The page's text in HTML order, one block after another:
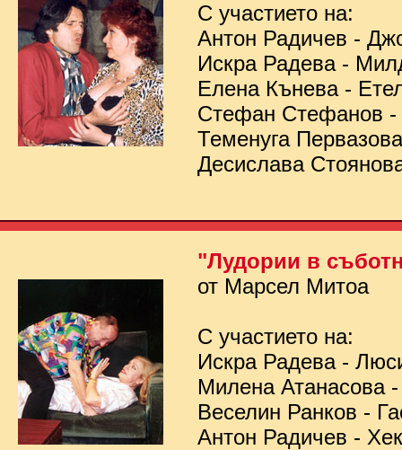
С участието на:
Антон Радичев -
Искра Радева -
Елена Кънева -
Стефан Стефанов
Теменуга
Десислава
"Лудории в
от Марсел Митоа
С участието на:
Искра Радева -
Милена Атанасова
Веселин Ранков -
Антон Радичев -